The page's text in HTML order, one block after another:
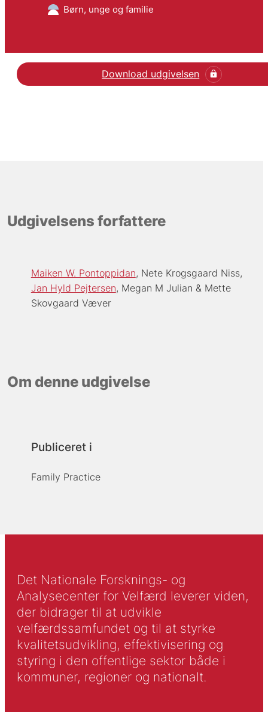
Børn, unge og familie
Download udgivelsen
Udgivelsens forfattere
Maiken W. Pontoppidan Nete Krogsgaard Niss
Jan Hyld Pejtersen Megan M Julian
Mette
Skovgaard Væver
Om denne udgivelse
Publiceret i
Family Practice
Det Nationale Forsknings- og
Analysecenter for Velfærd leverer viden,
der bidrager til at udvikle
velfærdssamfundet og til at styrke
kvalitetsudvikling, effektivisering og
styring i den offentlige sektor både i
kommuner, regioner og nationalt.